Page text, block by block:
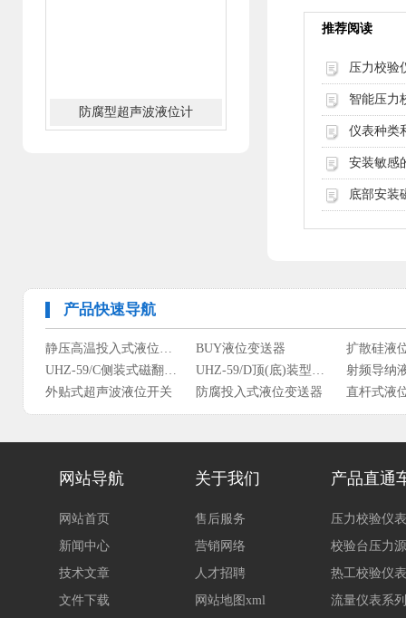
分体式防腐超声波液位计
分体式防爆超声波液位计
一体式防爆超声波液位计
推荐阅读
压力校验
智能压力
仪表种类
安装敏感
底部安装
产品快速导航
静压高温投入式液位变送器 BUY液位变送器
扩散硅液
UHZ-59/C侧装式磁翻柱液位计
射频导纳
外贴式超声波液位开关
防腐投入式液位变送器
直杆式液
投入式静压液位变送器
平衡罩式液位变送器 导压式液
网站导航
网站首页
新闻中心
技术文章
文件下载
关于我们
售后服务
营销网络
人才招聘
网站地图xml
产品直通
压力校验仪表
校验台压力源
热工校验仪表
流量仪表系列